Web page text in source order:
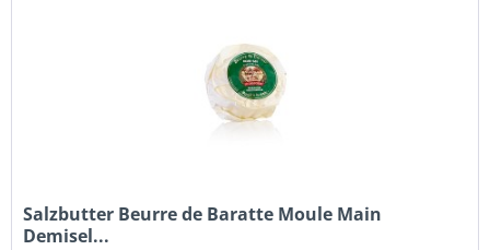
Salzbutter Beurre de Baratte Moule Main
Demisel...